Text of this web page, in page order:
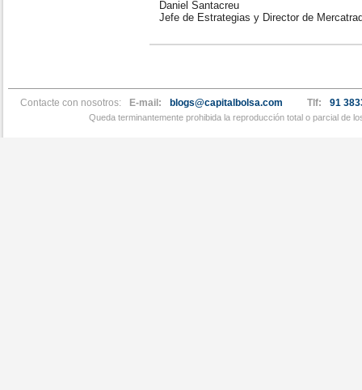
Daniel Santacreu
Jefe de Estrategias y Director de
Contacte con nosotros: E-mail: blogs@capitalbolsa.com Tlf: 91
Queda terminantemente prohibida la reproducción total o parcial de